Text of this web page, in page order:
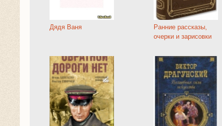
Дядя Ваня
Ранние рассказы,
очерки и зарисовки